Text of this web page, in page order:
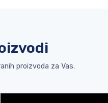
proizvoda za Vas.